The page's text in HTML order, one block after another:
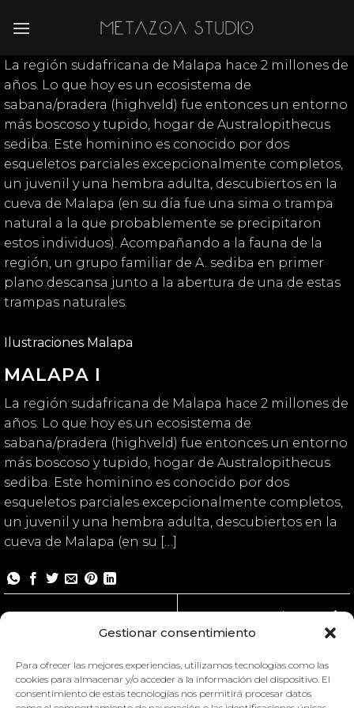
Gestionar consentimiento
Para ofrecer las mejores experiencias, utilizamos tecnologías como las
cookies para almacenar y/o acceder a la información del dispositivo. El
consentimiento de estas tecnologías nos permitirá procesar datos
Ilustraciones Malapa
MALAPA I
La región sudafricana de Malapa hace 2 millones de
años. Lo que hoy es un ecosistema de
sabana/pradera (highveld) fue entonces un entorno
más boscoso y tupido, hogar de Australopithecus
sediba. Este hominino es conocido por dos
esqueletos parciales excepcionalmente completos,
un juvenil y una hembra adulta, descubiertos en la
cueva de Malapa (en su […]
La región sudafricana de Malapa hace 2 millones de
años. Lo que hoy es un ecosistema de
sabana/pradera (highveld) fue entonces un entorno
más boscoso y tupido, hogar de Australopithecus
sediba. Este hominino es conocido por dos
esqueletos parciales excepcionalmente completos,
un juvenil y una hembra adulta, descubiertos en la
cueva de Malapa (en su día fue una sima o trampa
natural a la que probablemente se precipitaron
estos individuos). Acompañando a la fauna de la
región, un grupo familiar de A. sediba en primer
plano descansa junto a la abertura de una de estas
trampas naturales.
Malapa II